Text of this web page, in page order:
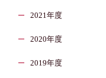
2021年度
2020年度
2019年度